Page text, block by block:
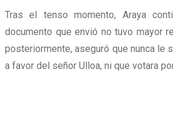
Tras el tenso momento, Araya
documento que envió no tuvo mayor
posteriormente, aseguró que nunca le
a favor del señor Ulloa, ni que votara